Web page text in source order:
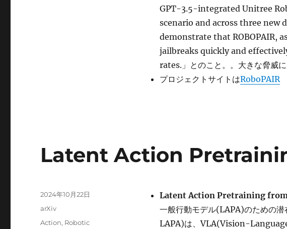
GPT-3.5-integrated Unitree
scenario and across three new
demonstrate that ROBOPAIR,
jailbreaks quickly and
rates.」とのこと。。大きな脅威に
プロジェクトサイトはRoboPAIR
Latent Action
Latent Action Pretraining
一般行動モデル(LAPA)のための
LAPA)は、VLA(Vision-
投
2024年10月22日
カ
arXiv
タ
Action, Robotic